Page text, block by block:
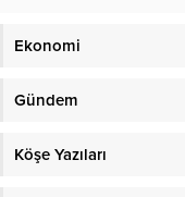
Ekonomi
Gündem
Köşe Yazıları